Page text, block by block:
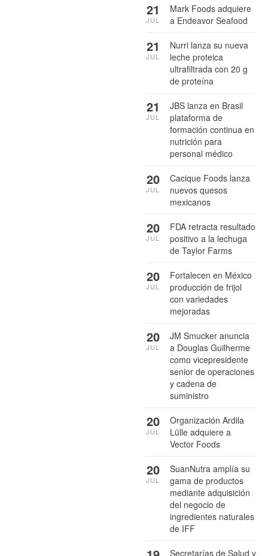
Mark Foods adquiere
a Endeavor Seafood
21
JUL
Nurri lanza su nueva
leche proteica
ultrafiltrada con 20 g
de proteína
21
JUL
JBS lanza en Brasil
plataforma de
formación continua en
nutrición para
personal médico
21
JUL
Cacique Foods lanza
nuevos quesos
mexicanos
20
JUL
FDA retracta resultado
positivo a la lechuga
de Taylor Farms
20
JUL
Fortalecen en México
producción de frijol
con variedades
mejoradas
20
JUL
JM Smucker anuncia
a Douglas Guilherme
como vicepresidente
senior de operaciones
y cadena de
suministro
20
JUL
Organización Ardila
Lülle adquiere a
Vector Foods
20
JUL
SuanNutra amplía su
gama de productos
mediante adquisición
del negocio de
ingredientes naturales
de IFF
20
JUL
Secretarías de Salud y